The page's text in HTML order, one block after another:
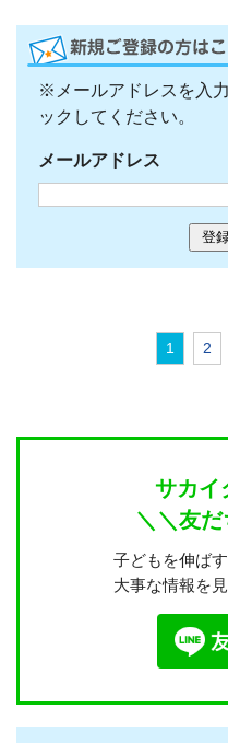
※メールアドレスを入
ックしてください。
メールアドレス
1 2
サカイ
＼＼友
子どもを伸ば
大事な情報を